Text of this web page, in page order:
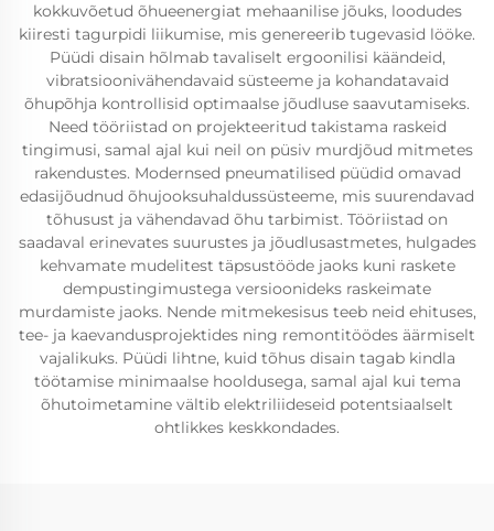
kokkuvõetud õhueenergiat mehaanilise jõuks, loodudes
kiiresti tagurpidi liikumise, mis genereerib tugevasid lööke.
Püüdi disain hõlmab tavaliselt ergoonilisi käändeid,
vibratsioonivähendavaid süsteeme ja kohandatavaid
õhupõhja kontrollisid optimaalse jõudluse saavutamiseks.
Need tööriistad on projekteeritud takistama raskeid
tingimusi, samal ajal kui neil on püsiv murdjõud mitmetes
rakendustes. Modernsed pneumatilised püüdid omavad
edasijõudnud õhujooksuhaldussüsteeme, mis suurendavad
tõhusust ja vähendavad õhu tarbimist. Tööriistad on
saadaval erinevates suurustes ja jõudlusastmetes, hulgades
kehvamate mudelitest täpsustööde jaoks kuni raskete
dempustingimustega versioonideks raskeimate
murdamiste jaoks. Nende mitmekesisus teeb neid ehituses,
tee- ja kaevandusprojektides ning remontitöödes äärmiselt
vajalikuks. Püüdi lihtne, kuid tõhus disain tagab kindla
töötamise minimaalse hooldusega, samal ajal kui tema
õhutoimetamine vältib elektriliideseid potentsiaalselt
ohtlikkes keskkondades.